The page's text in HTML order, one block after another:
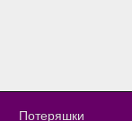
Потеряшки